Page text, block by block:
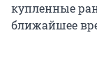
купленные
ближайшее